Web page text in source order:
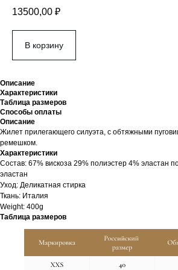
13500,00 ₽
В корзину
Описание
Характеристики
Таблица размеров
Способы оплаты
Описание
Жилет прилегающего силуэта, с обтяжными
ремешком.
Характеристики
Cостав: 67% вискоза 29% полиэстер 4% эластан
эластан
Уход: Деликатная стирка
Ткань: Италия
Weight: 400g
Таблица размеров